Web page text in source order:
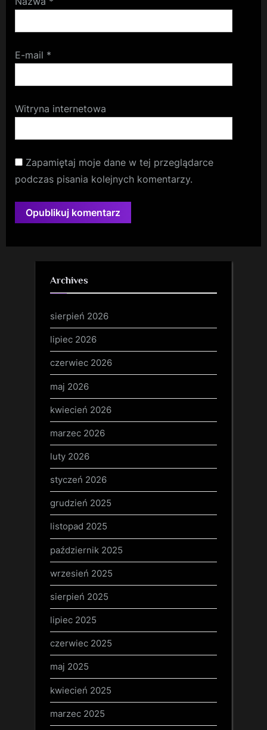
E-mail *
Witryna internetowa
Zapamiętaj moje dane w tej przeglądarce
podczas pisania kolejnych komentarzy.
Archives
sierpień 2026
lipiec 2026
czerwiec 2026
maj 2026
kwiecień 2026
marzec 2026
luty 2026
styczeń 2026
grudzień 2025
listopad 2025
październik 2025
wrzesień 2025
sierpień 2025
lipiec 2025
czerwiec 2025
maj 2025
kwiecień 2025
marzec 2025